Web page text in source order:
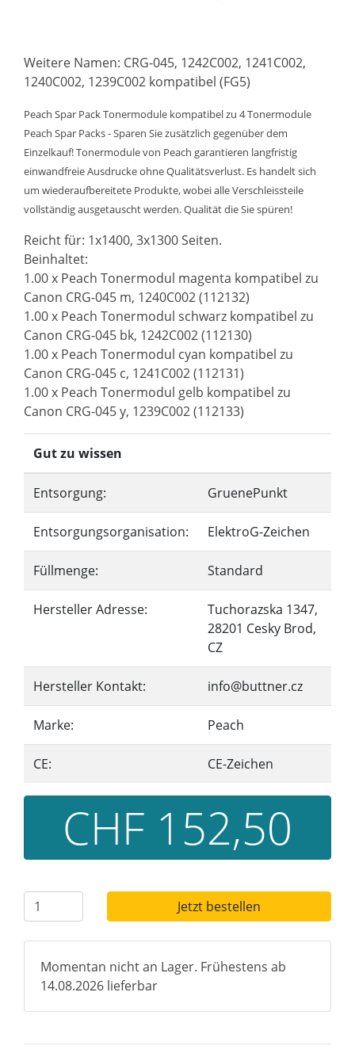
Weitere Namen: CRG-045, 1242C002, 1241C002,
1240C002, 1239C002 kompatibel (FG5)
Peach Spar Pack Tonermodule kompatibel zu 4 Tonermodule
Peach Spar Packs - Sparen Sie zusätzlich gegenüber dem
Einzelkauf! Tonermodule von Peach garantieren langfristig
einwandfreie Ausdrucke ohne Qualitätsverlust. Es handelt sich
um wiederaufbereitete Produkte, wobei alle Verschleissteile
vollständig ausgetauscht werden. Qualität die Sie spüren!
Reicht für: 1x1400, 3x1300 Seiten.
Beinhaltet:
1.00 x Peach Tonermodul magenta kompatibel zu
Canon CRG-045 m, 1240C002 (112132)
1.00 x Peach Tonermodul schwarz kompatibel zu
Canon CRG-045 bk, 1242C002 (112130)
1.00 x Peach Tonermodul cyan kompatibel zu
Canon CRG-045 c, 1241C002 (112131)
1.00 x Peach Tonermodul gelb kompatibel zu
Canon CRG-045 y, 1239C002 (112133)
Gut zu wissen
Entsorgung: GruenePunkt
Entsorgungsorganisation: ElektroG-Zeichen
Füllmenge: Standard
Hersteller Adresse:
Tuchorazska 1347,
28201 Cesky Brod,
CZ
Hersteller Kontakt: info@buttner.cz
Marke: Peach
CE: CE-Zeichen
CHF 152,50
Jetzt bestellen
Momentan nicht an Lager. Frühestens ab
14.08.2026 lieferbar